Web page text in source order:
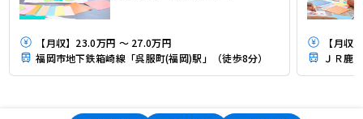
【月収】23.0万円 ～ 27.0万円
福岡市地下鉄箱崎線「呉服町(福岡)駅」（徒歩8分）
【月収
ＪＲ鹿